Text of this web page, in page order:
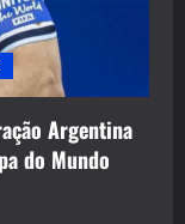
Argentina
do Mundo